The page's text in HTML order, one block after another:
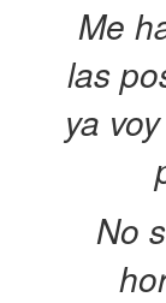
Me
las
ya
No